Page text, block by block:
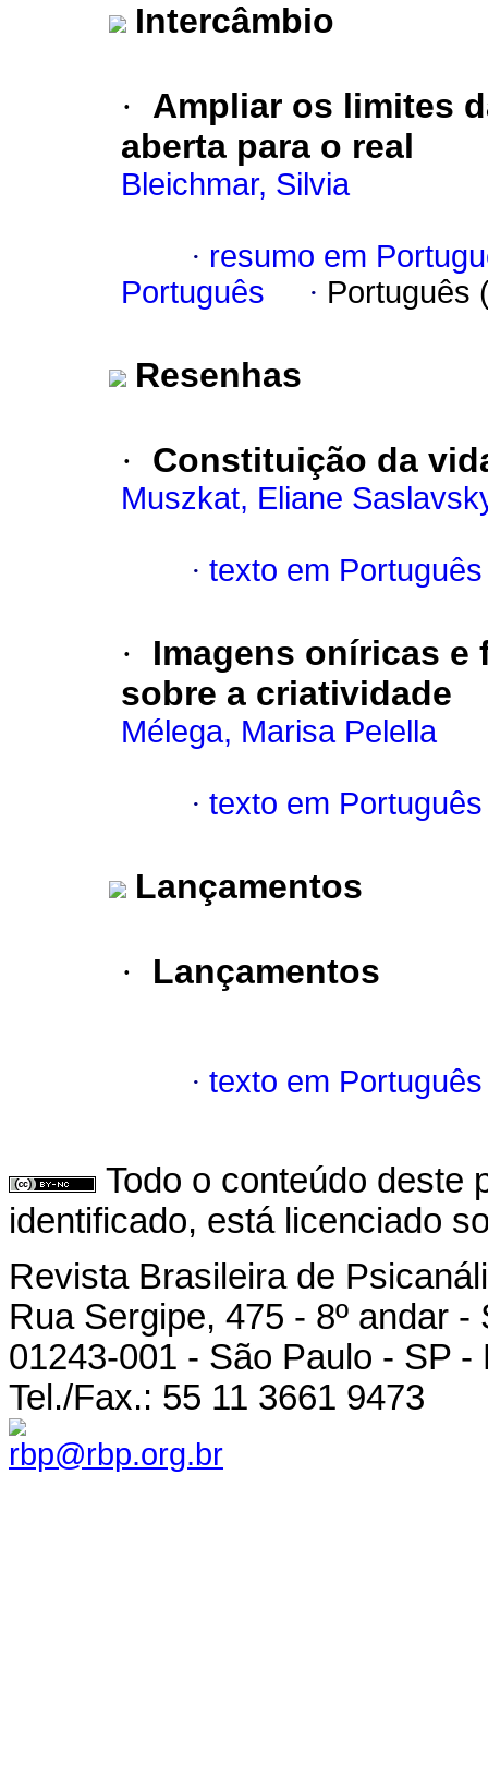
Intercâmbio
·
Ampliar os limites
aberta para o real
Bleichmar, Silvia
· resumo em
Português
· Português
Resenhas
· Constituição da
Muszkat, Eliane
· texto em Português
·
Imagens oníricas e
sobre a criatividade
Mélega, Marisa Pelella
· texto em Português
Lançamentos
· Lançamentos
· texto em Português
Todo o conteúdo deste
identificado, está licenciado
Revista Brasileira de
Rua Sergipe, 475 - 8º andar -
01243-001 - São Paulo - SP -
Tel./Fax.: 55 11 3661 9473
rbp@rbp.org.br